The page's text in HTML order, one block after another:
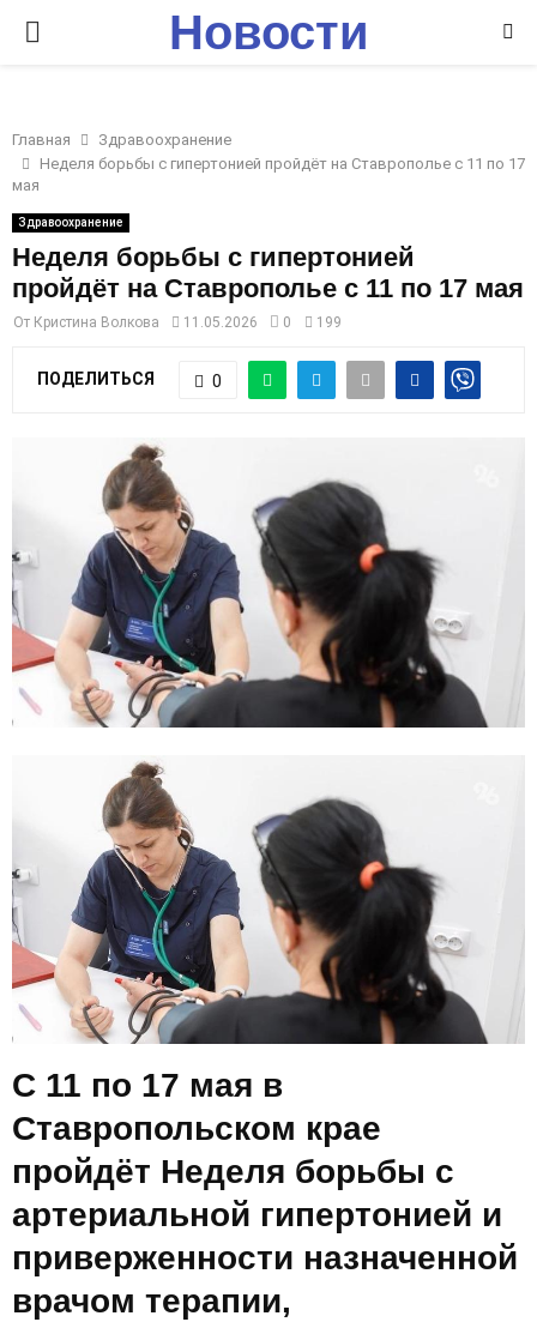
P
I
M
A
E
U
Новости
Главная
Здравоохранение
Неделя борьбы с гипертонией пройдёт на Ставрополье с 11 по 17
мая
Здравоохранение
Неделя борьбы с гипертонией
пройдёт на Ставрополье с 11 по 17 мая
От Кристина Волкова 11.05.2026 0 199
ПОДЕЛИТЬСЯ 0
С 11 по 17 мая в
Ставропольском крае
пройдёт Неделя борьбы с
артериальной гипертонией и
приверженности назначенной
врачом терапии,